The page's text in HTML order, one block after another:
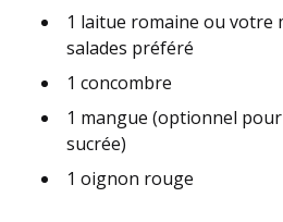
1 laitue romaine ou votre
salades préféré
1 concombre
1 mangue (optionnel
sucrée)
1 oignon rouge